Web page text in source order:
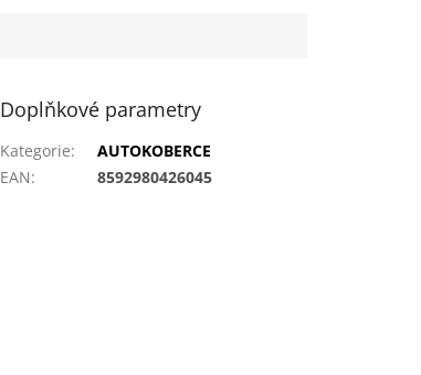
Doplňkové parametry
Kategorie:
AUTOKOBERCE
EAN: 8592980426045